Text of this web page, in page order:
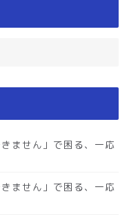
ません」で困る、一応
ません」で困る、一応